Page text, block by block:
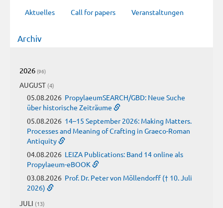
Aktuelles Call for papers Veranstaltungen
Archiv
2026 (96)
AUGUST (4)
05.08.2026 PropylaeumSEARCH/GBD: Neue Suche
über historische Zeiträume
05.08.2026 14–15 September 2026: Making Matters.
Processes and Meaning of Crafting in Graeco-Roman
Antiquity
04.08.2026 LEIZA Publications: Band 14 online als
Propylaeum-eBOOK
03.08.2026 Prof. Dr. Peter von Möllendorff († 10. Juli
2026)
JULI (13)